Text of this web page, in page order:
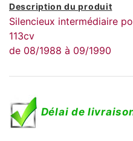
Description du produit
Silencieux intermédiaire
113cv
de 08/1988 à 09/1990
Délai de